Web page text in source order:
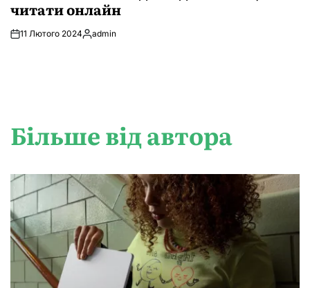
читати онлайн
11 Лютого 2024Опубліковано
admin
Більше від автора